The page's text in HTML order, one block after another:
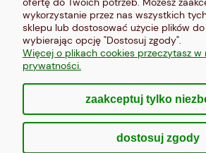
O NAS
wykorzystanie przez nas wszystkich
sklepu lub dostosować użycie plików
wybierając opcję "Dostosuj zgody".
Więcej o plikach cookies przeczytasz w
prywatności.
zaakceptuj tylko
dostosuj zgody